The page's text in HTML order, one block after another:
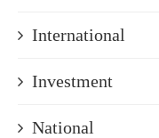
International
Investment
National